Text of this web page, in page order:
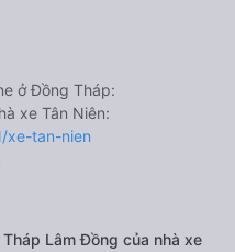
ở Đồng Tháp:
xe Tân Niên:
xe-tan-nien
Lâm Đồng của nhà xe